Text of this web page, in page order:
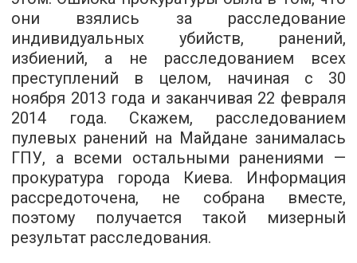
они взялись за расследование
индивидуальных убийств, ранений,
избиений, а не расследованием всех
преступлений в целом, начиная с 30
ноября 2013 года и заканчивая 22 февраля
2014 года. Скажем, расследованием
пулевых ранений на Майдане занималась
ГПУ, а всеми остальными ранениями —
прокуратура города Киева. Информация
рассредоточена, не собрана вместе,
поэтому получается такой мизерный
результат расследования.